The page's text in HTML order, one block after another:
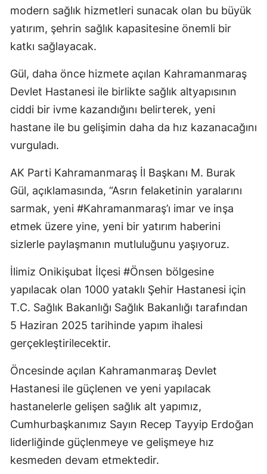
modern sağlık hizmetleri sunacak olan bu büyük
yatırım, şehrin sağlık kapasitesine önemli bir
katkı sağlayacak.
Gül, daha önce hizmete açılan Kahramanmaraş
Devlet Hastanesi ile birlikte sağlık altyapısının
ciddi bir ivme kazandığını belirterek, yeni
hastane ile bu gelişimin daha da hız kazanacağını
vurguladı.
AK Parti Kahramanmaraş İl Başkanı M. Burak
Gül, açıklamasında, “Asrın felaketinin yaralarını
sarmak, yeni #Kahramanmaraş’ı imar ve inşa
etmek üzere yine, yeni bir yatırım haberini
sizlerle paylaşmanın mutluluğunu yaşıyoruz.
İlimiz Onikişubat İlçesi #Önsen bölgesine
yapılacak olan 1000 yataklı Şehir Hastanesi için
T.C. Sağlık Bakanlığı Sağlık Bakanlığı tarafından
5 Haziran 2025 tarihinde yapım ihalesi
gerçekleştirilecektir.
Öncesinde açılan Kahramanmaraş Devlet
Hastanesi ile güçlenen ve yeni yapılacak
hastanelerle gelişen sağlık alt yapımız,
Cumhurbaşkanımız Sayın Recep Tayyip Erdoğan
liderliğinde güçlenmeye ve gelişmeye hız
kesmeden devam etmektedir.